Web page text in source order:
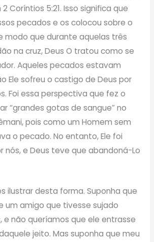
Coríntios 5:21. Isso significa que
pecados e os colocou sobre o
modo que durante aquelas três
na cruz, Deus O tratou como se
Aqueles pecados estavam
Ele sofreu o castigo de Deus por
Foi essa perspectiva que fez o
“grandes gotas de sangue” no
pois como um Homem sem
o pecado. No entanto, Ele foi
nós, e Deus teve que abandoná-Lo
ilustrar desta forma. Suponha que
um amigo que tivesse sujado
e não queríamos que ele entrasse
jeito. Mas suponha que meu